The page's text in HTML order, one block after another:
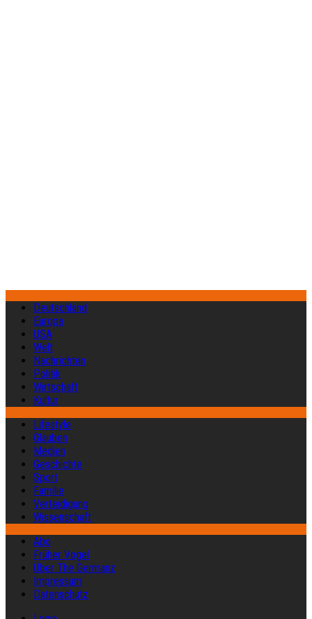
Deutschland
Europa
USA
Welt
Nachrichten
Politik
Wirtschaft
Kultur
Lifestyle
Glauben
Medien
Geschichte
Sport
Familie
Verteidigung
Wissenschaft
Abo
Früher Vogel
Über The Germanz
Impressum
Datenschutz